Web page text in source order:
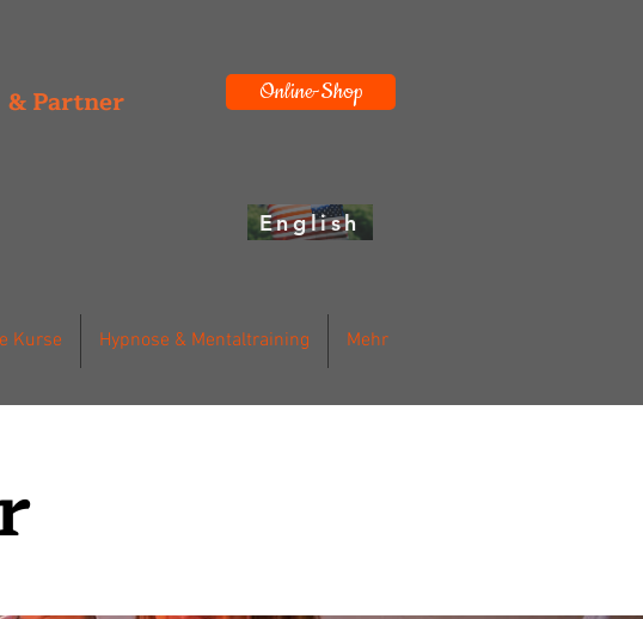
& Partner Online-Shop
English
Kurse Hypnose & Mentaltraining Mehr